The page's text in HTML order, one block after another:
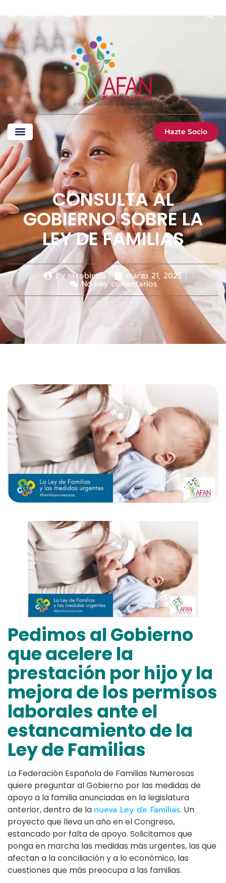
Hazte Socio
CONSULTA AL
GOBIERNO SOBRE LA
LEY DE FAMILIAS
Byracobimza marzo 21, 2025
No hay comentarios
Pedimos al Gobierno
que acelere la
prestación por hijo y la
mejora de los permisos
laborales ante el
estancamiento de la
Ley de Familias
La Federación Española de Familias Numerosas
quiere preguntar al Gobierno por las medidas de
apoyo a la familia anunciadas en la legislatura
anterior, dentro de la nueva Ley de Familias. Un
proyecto que lleva un año en el Congreso,
estancado por falta de apoyo. Solicitamos que
ponga en marcha las medidas más urgentes, las que
afectan a la conciliación y a lo económico, las
cuestiones que más preocupa a las familias.